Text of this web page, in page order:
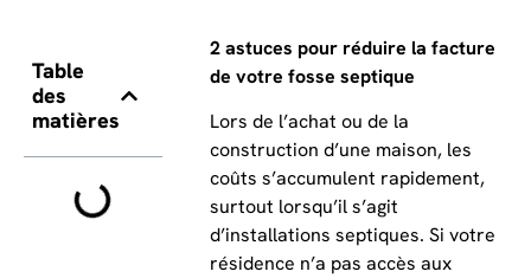
Table
des
matières
2 astuces pour réduire la facture
de votre fosse septique
Lors de l’achat ou de la
construction d’une maison, les
coûts s’accumulent rapidement,
surtout lorsqu’il s’agit
d’installations septiques. Si votre
résidence n’a pas accès aux